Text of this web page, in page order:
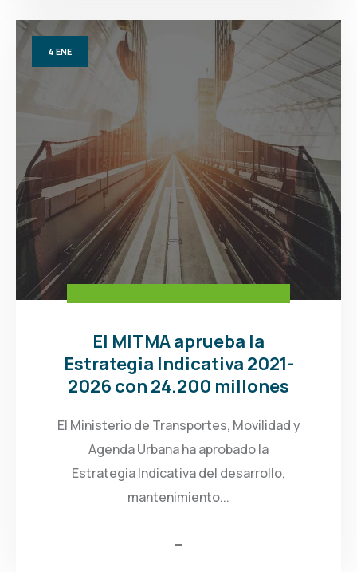
4 ENE
El MITMA aprueba la
Estrategia Indicativa 2021-
2026 con 24.200 millones
El Ministerio de Transportes, Movilidad y
Agenda Urbana ha aprobado la
Estrategia Indicativa del desarrollo,
mantenimiento...